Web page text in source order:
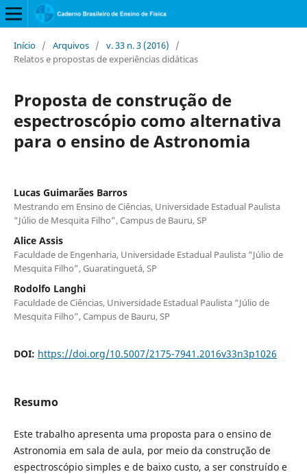
Início / Arquivos / v. 33 n. 3 (2016)
/
Relatos e propostas de experiências didáticas
Proposta de construção de
espectroscópio como alternativa
para o ensino de Astronomia
Lucas Guimarães Barros
Mestrando em Ensino de Ciências, Universidade Estadual Paulista
“Júlio de Mesquita Filho”, Campus de Bauru, SP
Alice Assis
Faculdade de Engenharia, Universidade Estadual Paulista “Júlio de
Mesquita Filho”, Guaratinguetá, SP
Rodolfo Langhi
Faculdade de Ciências, Universidade Estadual Paulista “Júlio de
Mesquita Filho”, Campus de Bauru, SP
DOI: https://doi.org/10.5007/2175-7941.2016v33n3p1026
Resumo
Este trabalho apresenta uma proposta para o ensino de
Astronomia em sala de aula, por meio da construção de
espectroscópio simples e de baixo custo, a ser construído e